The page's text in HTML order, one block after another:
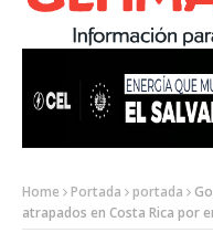
Home Portada portada
atrapados en Costa Rica por